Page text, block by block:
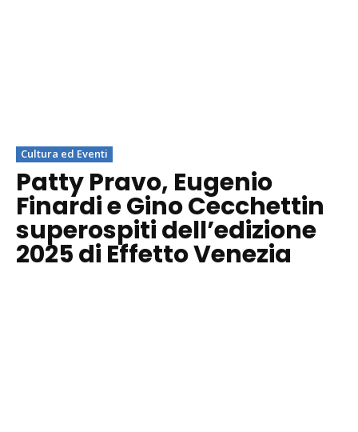
Cultura ed Eventi
Patty Pravo, Eugenio
Finardi e Gino Cecchettin
superospiti dell’edizione
2025 di Effetto Venezia